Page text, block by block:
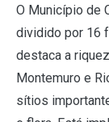
O Município de
dividido por 16
destaca a
Montemuro e
sítios